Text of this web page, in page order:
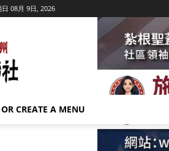
日 08月 9日, 2026
CREATE A MENU